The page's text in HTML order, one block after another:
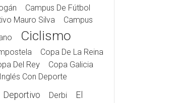
Campus De Fútbol
Mauro Silva
Campus
Ciclismo
Copa De La Reina
Del Rey
Copa Galicia
Con Deporte
Deportivo Derbi El